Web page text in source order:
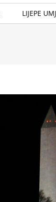
LIJEPE